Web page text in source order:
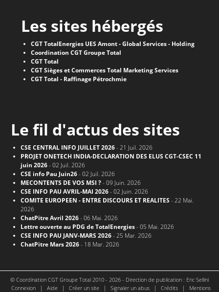
Les sites hébergés
CGT TotalEnergies UES Amont - Global Services - Holding
Coordination CGT Groupe Total
CGT Total
CGT Sièges et Commerces Total Marketing Services
CGT Total - Raffinage Pétrochmie
Le fil d'actus des sites
CSE CENTRAL INFO JUILLET 2026- 21 Juil. 2026
PROJET ONETECH INDIA-DECLARATION DES ELUS CGT-CSEC 11
juin 2026- 02 Juil. 2026
CSE info Pau Juin26- 02 Juil. 2026
MECONTENTS DE VOS MSI ?- 09 Juin. 2026
CSE INFO PAU AVRIL-MAI 2026- 02 Juin. 2026
COMITE EUROPEEN - ENTRE DISCOURS ET REALITES - 22 Mai.
2026
ChatPitre Avril 2026- 06 Mai. 2026
Lettre ouverte au PDG de TotalEnergies- 05 Mai. 2026
CSE INFO PAU JANV-MARS 2026- 25 Mar. 2026
ChatPitre Mars 2026- 18 Mar. 2026
© Coordination CGT Groupe Total 2010 - 2026 - Direction de publication : Eric Sellini
Connexion
| Aide | Créer un site | Signaler un abus | Crédits | Mentions